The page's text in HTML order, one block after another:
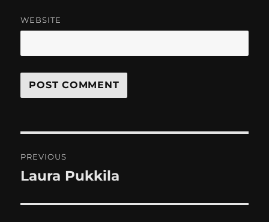
WEBSITE
navigation
PREVIOUS
Previous
Laura Pukkila